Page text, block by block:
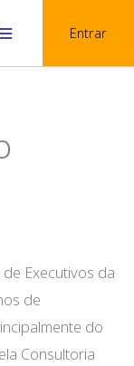
Entrar
Executivos da
de
do
Consultoria